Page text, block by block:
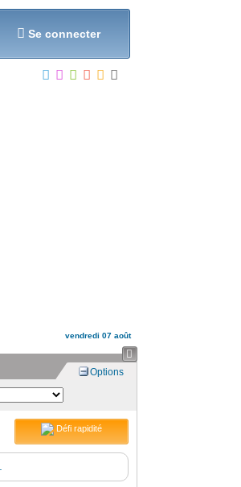
 Se connecter
vendredi 07 août

Options
Défi rapidité